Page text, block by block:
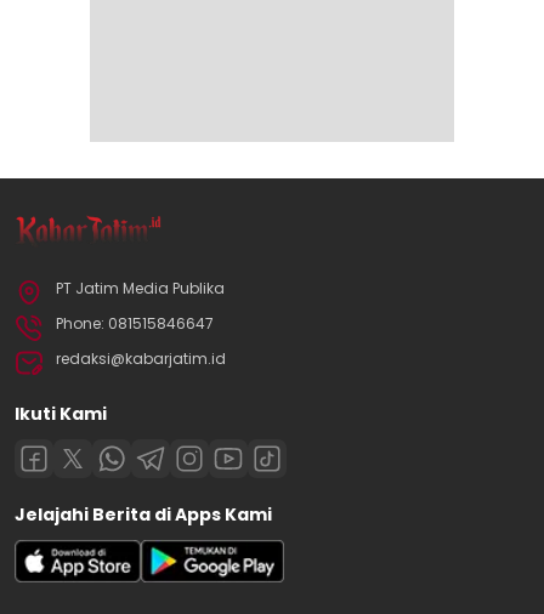
PT Jatim Media Publika
Phone: 081515846647
redaksi@kabarjatim.id
Ikuti Kami
Jelajahi Berita di Apps Kami